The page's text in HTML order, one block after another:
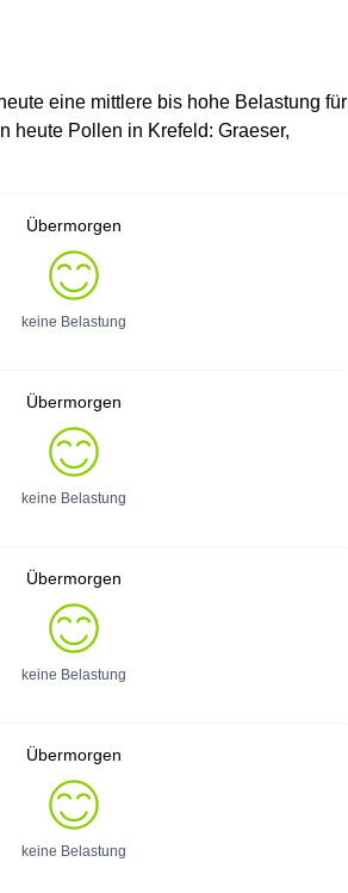
eine mittlere bis hohe Belastung für
heute Pollen in Krefeld: Graeser,
Übermorgen
keine Belastung
Übermorgen
keine Belastung
Übermorgen
keine Belastung
Übermorgen
keine Belastung